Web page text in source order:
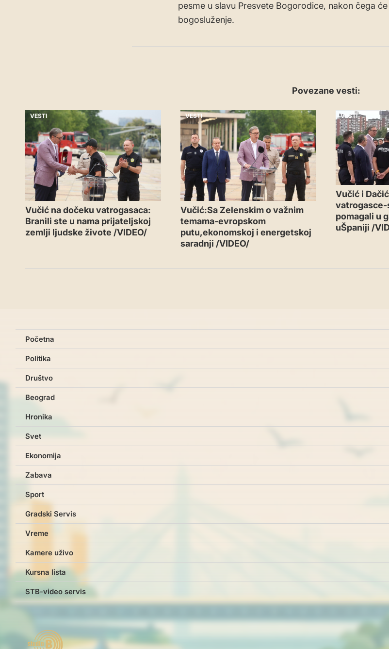
pesme u slavu Presvete Bogorodice, nakon čega
bogosluženje.
Povezane vesti:
VESTI
Vučić na dočeku vatrogasaca:
Branili ste u nama prijateljskoj
zemlji ljudske živote /VIDEO/
VESTI
Vučić:Sa Zelenskim o važnim
temama-evropskom
putu,ekonomskoj i energetskoj
saradnji /VIDEO/
VESTI
Vučić i
vatrogasce-
pomagali u
uŠpaniji /
Početna
Politika
Društvo
Beograd
Hronika
Svet
Ekonomija
Zabava
Sport
Gradski Servis
Vreme
Kamere uživo
Kursna lista
STB-video servis